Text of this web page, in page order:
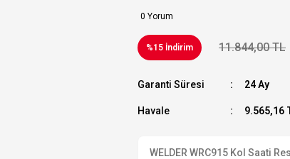
0 Yorum
%15 İndirim 11.844,00 TL
Garanti Süresi 24 Ay
Havale 9.565,16
WELDER WRC915 Kol Saati